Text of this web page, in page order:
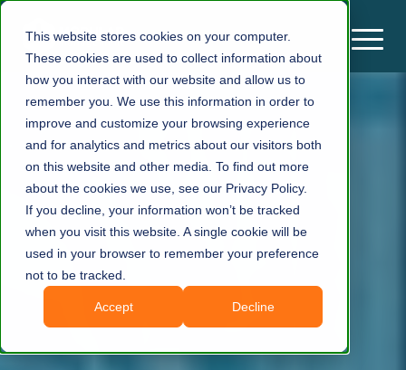
This website stores cookies on your computer.
These cookies are used to collect information about
how you interact with our website and allow us to
remember you. We use this information in order to
improve and customize your browsing experience
and for analytics and metrics about our visitors both
on this website and other media. To find out more
about the cookies we use, see our Privacy Policy.
If you decline, your information won’t be tracked
when you visit this website. A single cookie will be
used in your browser to remember your preference
not to be tracked.
Accept Decline